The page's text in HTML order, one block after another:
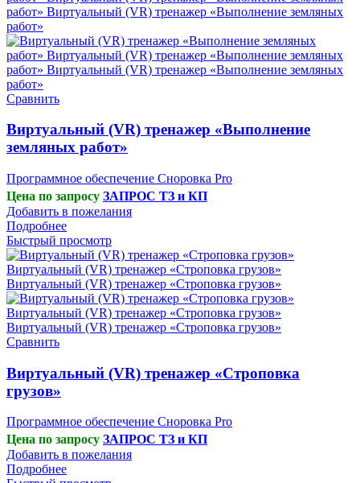
Сравнить
Виртуальный (VR) тренажер «Выполнение
земляных работ»
Программное обеспечение Сноровка Pro
Цена по запросуЗАПРОС ТЗ и КП
Добавить в пожелания
Подробнее
Быстрый просмотр
Сравнить
Виртуальный (VR) тренажер «Строповка
грузов»
Программное обеспечение Сноровка Pro
Цена по запросуЗАПРОС ТЗ и КП
Добавить в пожелания
Подробнее